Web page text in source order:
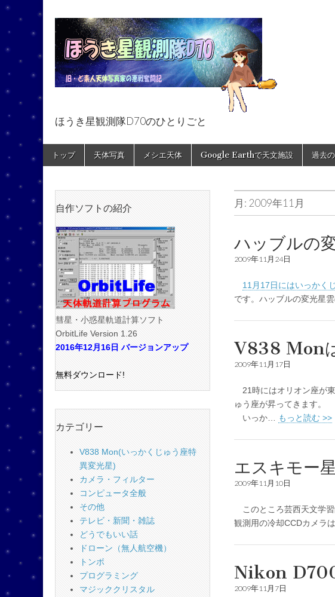
ほうき星観測隊D70
ほうき星観測隊D70のひとりごと
Main
menu
Skip
トップ 天体写真 メシエ天体 Google Earthで天文施設 過去
月: 2009年11月
ハッブルの
2009年11月24日
11月17日にはいっかく
です。ハッブルの変光星
V838 Mon
2009年11月17日
21時にはオリオン座が
ゅう座が昇ってきます。
いっか…
もっと読む >>
エスキモー
2009年11月10日
このところ芸西天文学
観測用の冷却CCDカメラ
Nikon
2009年11月7日
自作ソフトの紹介
彗星・小惑星軌道計算ソフト
OrbitLife Version 1.26
2016年12月16日 バージョンアップ
無料ダウンロード!
カテゴリー
V838 Mon(いっかくじゅう座特
異変光星)
カメラ・フィルター
コンピュータ全般
その他
テレビ・新聞・雑誌
どうでもいい話
ドローン（無人航空機）
トンボ
プログラミング
マジッククリスタル